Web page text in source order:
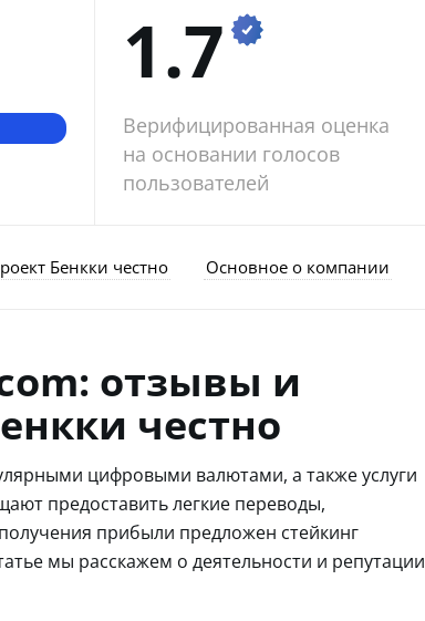
1.7
Верифицированная оценка
на основании голосов
пользователей
Бенкки честно Основное о компании
отзывы и
честно
цифровыми валютами, а также услуги
предоставить легкие переводы,
прибыли предложен стейкинг
мы расскажем о деятельности и репутации